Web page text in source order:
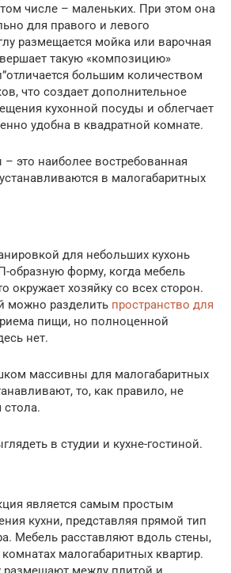
числе – маленьких. При этом она
для правого и левого
размещается мойка или варочная
такую «композицию»
большим количеством
что создает дополнительное
кухонной посуды и облегчает
удобна в квадратной комнате.
это наиболее востребованная
в малогабаритных
для небольших кухонь
образную форму, когда мебель
окружает хозяйку со всех сторон.
можно разделить пространство для
пищи, но полноценной
нет.
массивны для малогабаритных
то, как правило, не
стола.
в студии и кухне-гостиной.
является самым простым
кухни, представляя прямой тип
Мебель расставляют вдоль стены,
малогабаритных квартир.